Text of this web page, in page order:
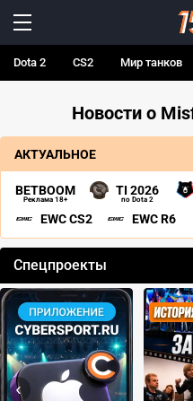
Dota 2 CS2 Мир танков
Новости о
АКТУАЛЬНОЕ
BETBOOM
Реклама 18+
TI 2026
по Dota 2
EWC CS2 EWC R6
Спецпроекты
‹